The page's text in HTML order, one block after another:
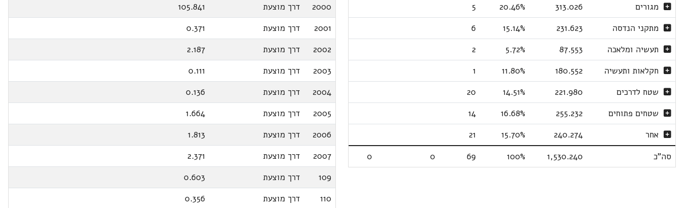
מגורים
313.026
20.46%
5
מתקני הנדסה
231.623
15.14%
6
תעשיה ומלאכה
87.553
5.72%
2
חקלאות ותעשיה
180.552
11.80%
1
שטח לדרכים
221.980
14.51%
20
שטחים פתוחים
255.232
16.68%
14
אחר
240.274
15.70%
21
סה"כ
1,530.240
100%
69
0
0
2000
דרך מוצעת
105.841
2001
דרך מוצעת
0.371
2002
דרך מוצעת
2.187
2003
דרך מוצעת
0.111
2004
דרך מוצעת
0.136
2005
דרך מוצעת
1.664
2006
דרך מוצעת
1.813
2007
דרך מוצעת
2.371
109
דרך מוצעת
0.603
110
דרך מוצעת
0.356